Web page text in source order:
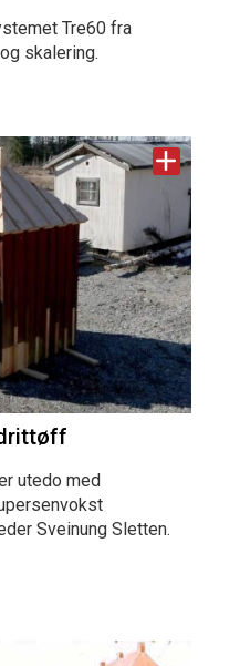
Tre60 fra
skalering.
utedo med
Sveinung Sletten.